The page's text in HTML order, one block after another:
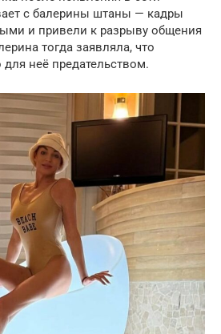
с балерины штаны — кадры
и привели к разрыву общения
тогда заявляла, что
неё предательством.